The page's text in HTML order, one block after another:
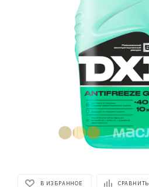
В ИЗБРАННОЕ СРАВНИТЬ